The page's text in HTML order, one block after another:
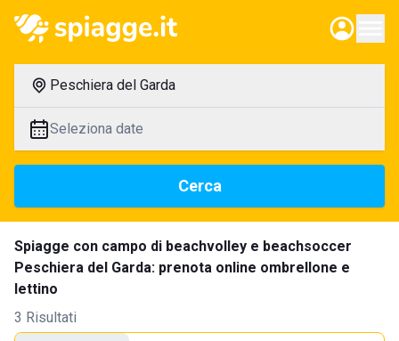
Peschiera del Garda
Seleziona date
Cerca
Spiagge con campo di beachvolley e beachsoccer
Peschiera del Garda: prenota online ombrellone e
lettino
3 Risultati